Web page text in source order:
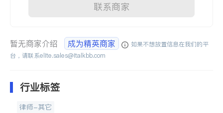
联系商家
暂无商家介绍 成为精英商家
如果不想放置信息在我们的平
台，请联系elite.sales@italkbb.com
行业标签
律师-其它